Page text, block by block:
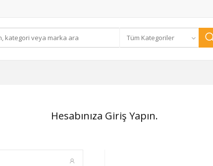
Tüm Kategoriler
Hesabınıza Giriş Yapın.